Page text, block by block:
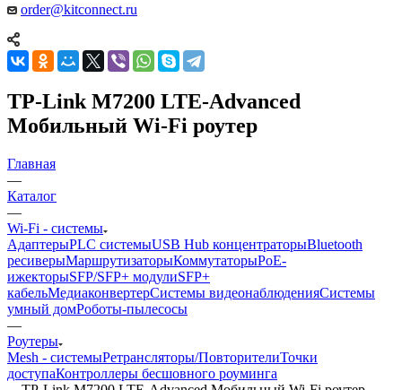
order@kitconnect.ru
TP-Link M7200 LTE-Advanced
Мобильный Wi-Fi роутер
Главная
—
Каталог
—
Wi-Fi - системы
АдаптерыPLC системыUSB Hub концентраторыBluetooth
ресиверыМаршрутизаторыКоммутаторыPoE-
ижекторыSFP/SFP+ модулиSFP+
кабельМедиаконвертерСистемы видеонаблюденияСистемы
умный домРоботы-пылесосы
—
Роутеры
Mesh - системыРетрансляторы/ПовторителиТочки
доступаКонтроллеры бесшовного роуминга